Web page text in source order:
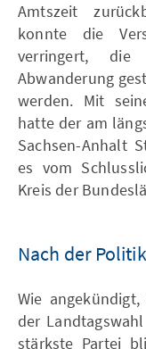
Amtszeit
konnte die
verringert, die
Abwanderung
werden. Mit
hatte der am
Sachsen-Anhalt
es vom
Kreis der
Nach der Politik
Wie
der
stärkste Partei